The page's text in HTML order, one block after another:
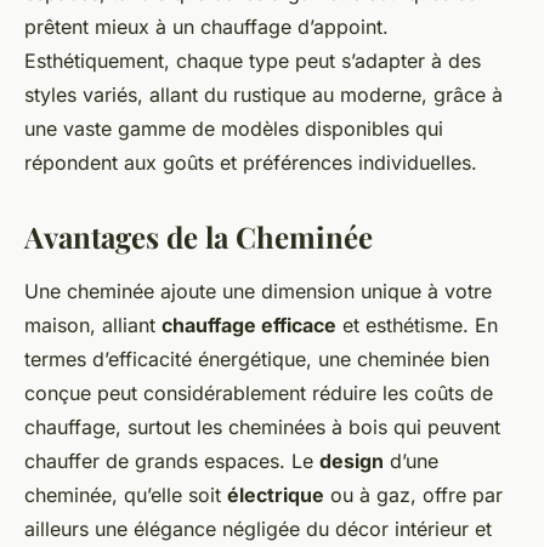
prêtent mieux à un chauffage d’appoint.
Esthétiquement, chaque type peut s’adapter à des
styles variés, allant du rustique au moderne, grâce à
une vaste gamme de modèles disponibles qui
répondent aux goûts et préférences individuelles.
Avantages de la Cheminée
Une cheminée ajoute une dimension unique à votre
maison, alliant chauffage efficace et esthétisme. En
termes d’efficacité énergétique, une cheminée bien
conçue peut considérablement réduire les coûts de
chauffage, surtout les cheminées à bois qui peuvent
chauffer de grands espaces. Le design d’une
cheminée, qu’elle soit électrique ou à gaz, offre par
ailleurs une élégance négligée du décor intérieur et